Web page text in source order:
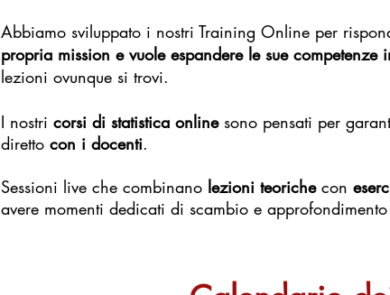
​Abbiamo sviluppato i nostri Training Online per
propria mission e vuole espandere le sue competenze
lezioni ovunque si trovi.
I nostri corsi di statistica online sono pensati per
diretto con i docenti.
Sessioni live che combinano lezioni teorichecon
avere momenti dedicati di scambio e